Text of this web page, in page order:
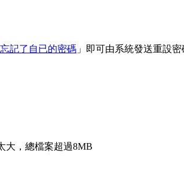
記了自已的密碼 」即可由系統發送重設
大，總檔案超過8MB